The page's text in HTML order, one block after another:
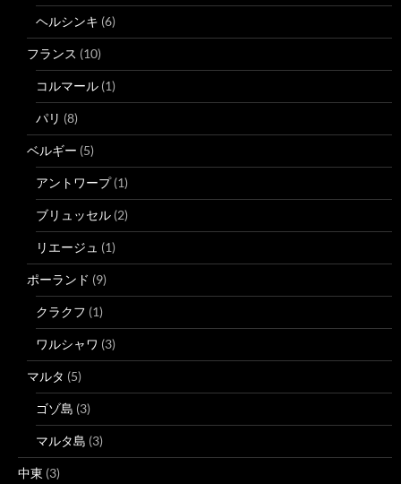
ヘルシンキ (6)
フランス (10)
コルマール (1)
パリ (8)
ベルギー (5)
アントワープ(1)
ブリュッセル (2)
リエージュ (1)
ポーランド (9)
クラクフ (1)
ワルシャワ (3)
マルタ (5)
ゴゾ島 (3)
マルタ島 (3)
中東 (3)